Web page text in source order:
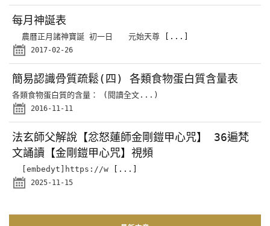
每月神誕表
農曆正月諸神寶誕 初一日 元始天尊 [...]
2017-02-26
簡易認識骨質疏鬆(四) 各類食物蛋白質含量表
各類食物蛋白質的含量： (閱讀全文...)
2016-11-11
法玄師父解說【忿怒蓮師金剛鎧甲心咒】 36遍梵
文誦讀【金剛鎧甲心咒】視頻
[embedyt]https://w [...]
2025-11-15